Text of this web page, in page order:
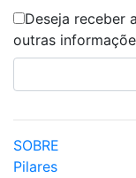
Deseja receber
outras
SOBRE
Pilares